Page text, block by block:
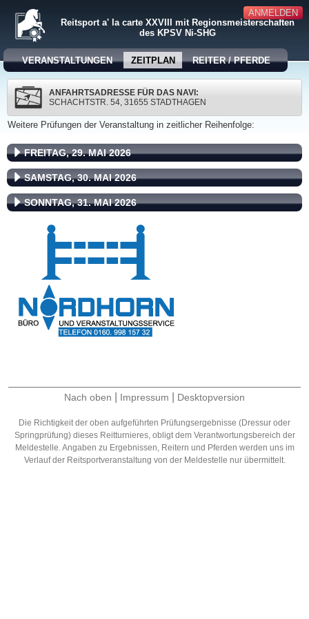
ANMELDEN
Reitsport a' la carte XXVIII mit Regionsmeisterschaften
des KPSV Ni-SHG
VERANSTALTUNGEN ZEITPLAN REITER / PFERDE
ANFAHRTSADRESSE FÜR DAS NAVI:
SCHACHTSTR. 54, 31655 STADTHAGEN
Weitere Prüfungen der Veranstaltung in zeitlicher Reihenfolge:
FREITAG, 29. MAI 2026
SAMSTAG, 30. MAI 2026
SONNTAG, 31. MAI 2026
Nach oben Impressum Desktopversion
Die Richtigkeit der oben aufgeführten Prüfungsergebnisse (Dressur oder
Springprüfung) dieses Reitturnieres, obligt dem Verantwortungsbereich der
Meldestelle. Angaben zu Ergebnissen, Reitern und Pferden werden uns im
Verlauf der Reitsportveranstaltung von der Meldestelle nur übermittelt.